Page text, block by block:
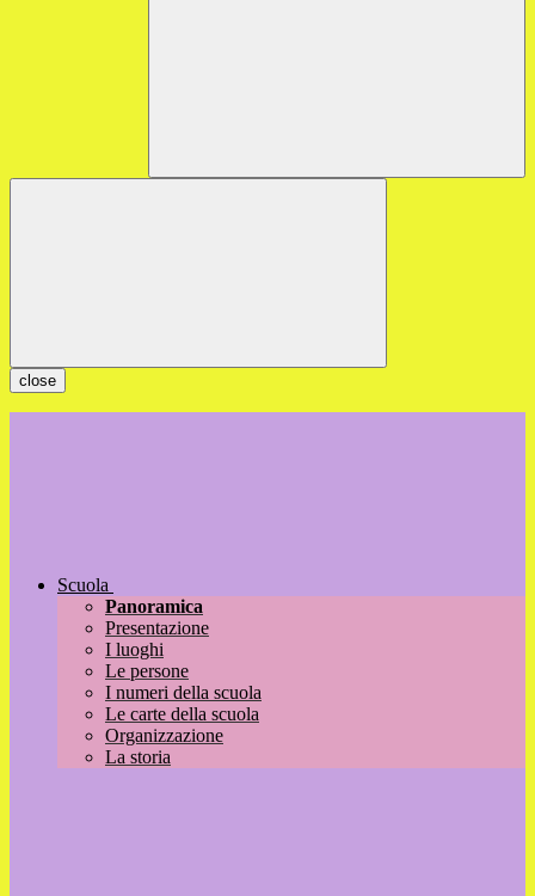
close
Scuola
Panoramica
Presentazione
I luoghi
Le persone
I numeri della scuola
Le carte della scuola
Organizzazione
La storia